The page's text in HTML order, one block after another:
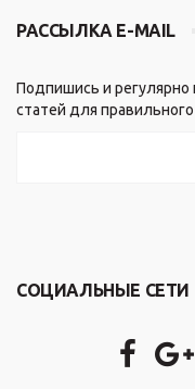
РАССЫЛКА E-MAIL
Подпишись и
статей для
СОЦИАЛЬНЫЕ СЕТИ